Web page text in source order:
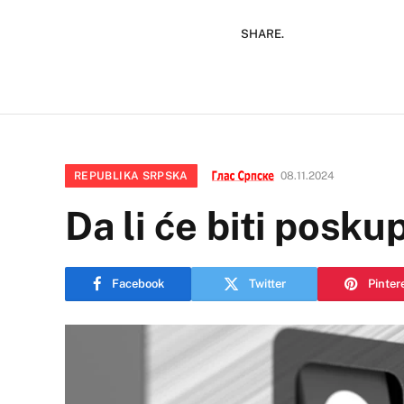
SHARE.
REPUBLIKA SRPSKA 08.11.2024
Da li će biti
Facebook Twitter